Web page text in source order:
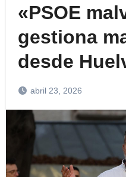
«PSOE
gestiona
desde
abril 23, 2026